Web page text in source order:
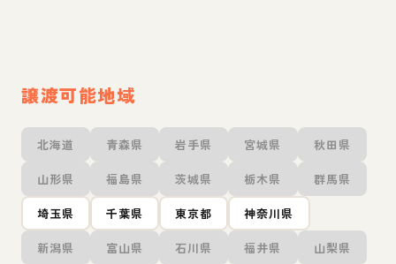
譲渡可能地域
北海道 青森県 岩手県 宮城県 秋田県
山形県 福島県 茨城県 栃木県 群馬県
埼玉県 千葉県 東京都 神奈川県
新潟県 富山県 石川県 福井県 山梨県